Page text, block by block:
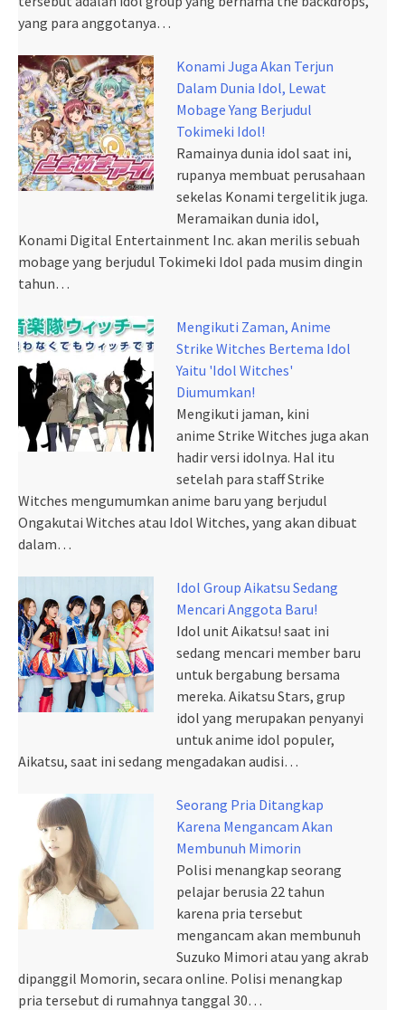
yang para anggotanya…
Konami Juga Akan Terjun
Dalam Dunia Idol, Lewat
Mobage Yang Berjudul
Tokimeki Idol!
Ramainya dunia idol saat ini,
rupanya membuat perusahaan
sekelas Konami tergelitik juga.
Meramaikan dunia idol,
Konami Digital Entertainment Inc. akan merilis sebuah
mobage yang berjudul Tokimeki Idol pada musim dingin
tahun…
Mengikuti Zaman, Anime
Strike Witches Bertema Idol
Yaitu 'Idol Witches'
Diumumkan!
Mengikuti jaman, kini
anime Strike Witches juga akan
hadir versi idolnya. Hal itu
setelah para staff Strike
Witches mengumumkan anime baru yang berjudul
Ongakutai Witches atau Idol Witches, yang akan dibuat
dalam…
Idol Group Aikatsu Sedang
Mencari Anggota Baru!
Idol unit Aikatsu! saat ini
sedang mencari member baru
untuk bergabung bersama
mereka. Aikatsu Stars, grup
idol yang merupakan penyanyi
untuk anime idol populer,
Aikatsu, saat ini sedang mengadakan audisi…
Seorang Pria Ditangkap
Karena Mengancam Akan
Membunuh Mimorin
Polisi menangkap seorang
pelajar berusia 22 tahun
karena pria tersebut
mengancam akan membunuh
Suzuko Mimori atau yang akrab
dipanggil Momorin, secara online. Polisi menangkap
pria tersebut di rumahnya tanggal 30…